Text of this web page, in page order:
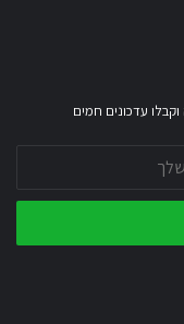
עדכונים חמים